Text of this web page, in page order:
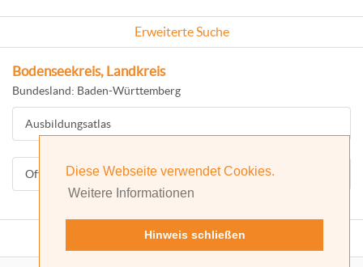
Diese Webseite verwendet Cookies.
Weitere Informationen
Hinweis schließen
Erweiterte Suche
Bodenseekreis, Landkreis
Bundesland: Baden-Württemberg
Ausbildungsatlas
Offizielle Homepage